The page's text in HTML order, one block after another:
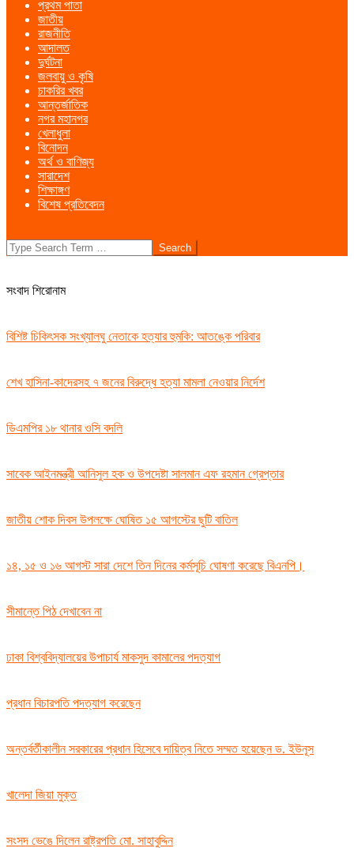
Menu
প্রথম পাতা
জাতীয়
রাজনীতি
আদালত
দুর্ঘটনা
জলবায়ু ও কৃষি
চাকরির খবর
আন্তর্জাতিক
নগর মহানগর
খেলাধুলা
বিনোদন
অর্থ ও বাণিজ্য
সারাদেশ
শিক্ষাঙ্গণ
বিশেষ প্রতিবেদন
Search
সংবাদ শিরোনাম
বিশিষ্ট চিকিৎসক সংখ্যালঘু নেতাকে হত্যার হুমকি: আতঙ্কে পরিবার
শেখ হাসিনা-কাদেরসহ ৭ জনের বিরুদ্ধে হত্যা মামলা নেওয়ার নির্দেশ
ডিএমপির ১৮ থানার ওসি বদলি
সাবেক আইনমন্ত্রী আনিসুল হক ও উপদেষ্টা সালমান এফ রহমান গ্রেপ্তার
জাতীয় শোক দিবস উপলক্ষে ঘোষিত ১৫ আগস্টের ছুটি বাতিল
১৪, ১৫ ও ১৬ আগস্ট সারা দেশে তিন দিনের কর্মসূচি ঘোষণা করেছে বিএনপি।
সীমান্তে পিঠ দেখাবেন না
ঢাকা বিশ্ববিদ্যালয়ের উপাচার্য মাকসুদ কামালের পদত্যাগ
প্রধান বিচারপতি পদত্যাগ করেছেন
অন্তর্বর্তীকালীন সরকারের প্রধান হিসেবে দায়িত্ব নিতে সম্মত হয়েছেন ড. ইউনূস
খালেদা জিয়া মুক্ত
সংসদ ভেঙে দিলেন রাষ্ট্রপতি মো. সাহাবুদ্দিন